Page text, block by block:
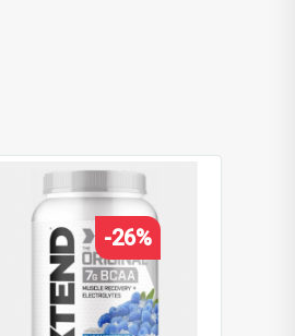
-26%